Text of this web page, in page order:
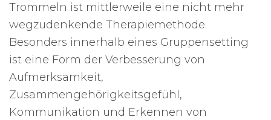
Trommeln ist mittlerweile eine nicht mehr
wegzudenkende Therapiemethode.
Besonders innerhalb eines Gruppensetting
ist eine Form der Verbesserung von
Aufmerksamkeit,
Zusammengehörigkeitsgefühl,
Kommunikation und Erkennen von